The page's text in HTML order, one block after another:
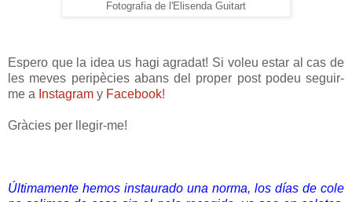
Fotografia de l'Elisenda Guitart
Espero que la idea us hagi agradat! Si voleu estar al cas de
les meves peripècies abans del proper post podeu seguir-
me a Instagram y Facebook!
Gràcies per llegir-me!
Últimamente hemos instaurado una norma, los días de cole